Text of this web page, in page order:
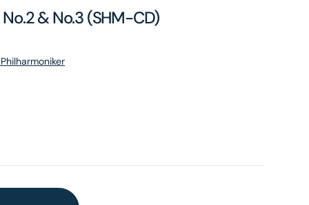
& No.3 (SHM-CD)